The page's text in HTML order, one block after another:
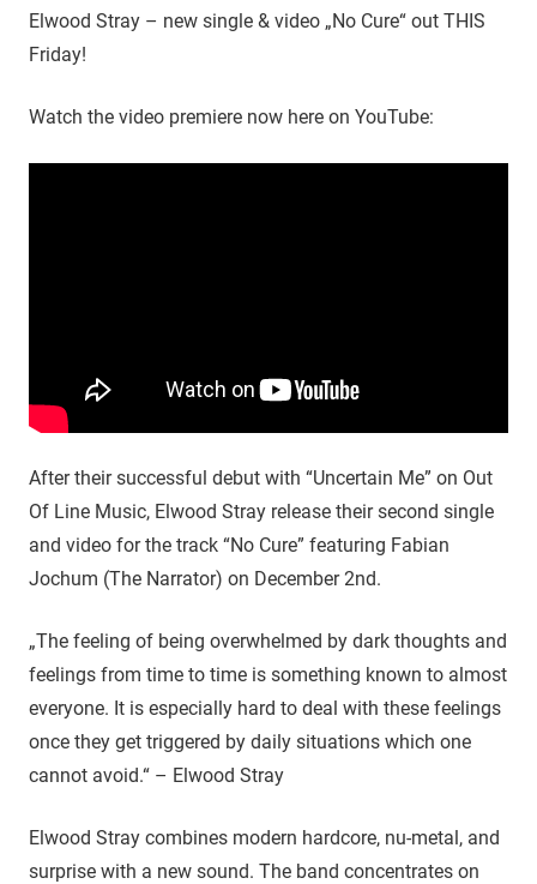
Elwood Stray – new single & video „No Cure“ out THIS
Friday!
Watch the video premiere now here on YouTube:
After their successful debut with “Uncertain Me” on Out
Of Line Music, Elwood Stray release their second single
and video for the track “No Cure” featuring Fabian
Jochum (The Narrator) on December 2nd.
„The feeling of being overwhelmed by dark thoughts and
feelings from time to time is something known to almost
everyone. It is especially hard to deal with these feelings
once they get triggered by daily situations which one
cannot avoid.“ – Elwood Stray
Elwood Stray combines modern hardcore, nu-metal, and
surprise with a new sound. The band concentrates on